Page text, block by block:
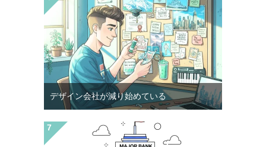
デザイン会社が減り始めている